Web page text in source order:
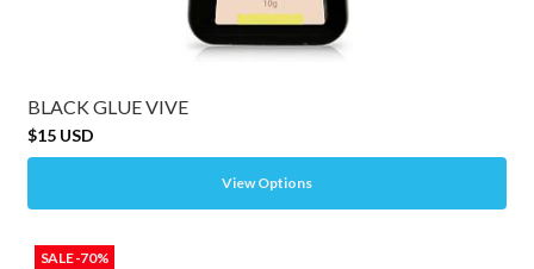
BLACK GLUE VIVE
$15 USD
View Options
SALE -70%